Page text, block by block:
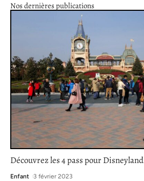
Nos dernières publications
Découvrez les 4 pass pour Disneyland
Enfant 3 février 2023